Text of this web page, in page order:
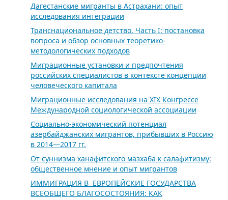
Дагестанские мигранты в Астрахани: опыт
исследования интеграции
Транснациональное детство. Часть I: постановка
вопроса и обзор основных теоретико-
методологических подходов
Миграционные установки и предпочтения
российских специалистов в контексте концепции
человеческого капитала
Миграционные исследования на XIX Конгрессе
Международной социологической ассоциации
Социально-экономический потенциал
азербайджанских мигрантов, прибывших в Россию
в 2014—2017 гг.
От суннизма ханафитского мазхаба к салафитизму:
общественное мнение и опыт мигрантов
ИММИГРАЦИЯ В ЕВРОПЕЙСКИЕ ГОСУДАРСТВА
ВСЕОБЩЕГО БЛАГОСОСТОЯНИЯ: КАК